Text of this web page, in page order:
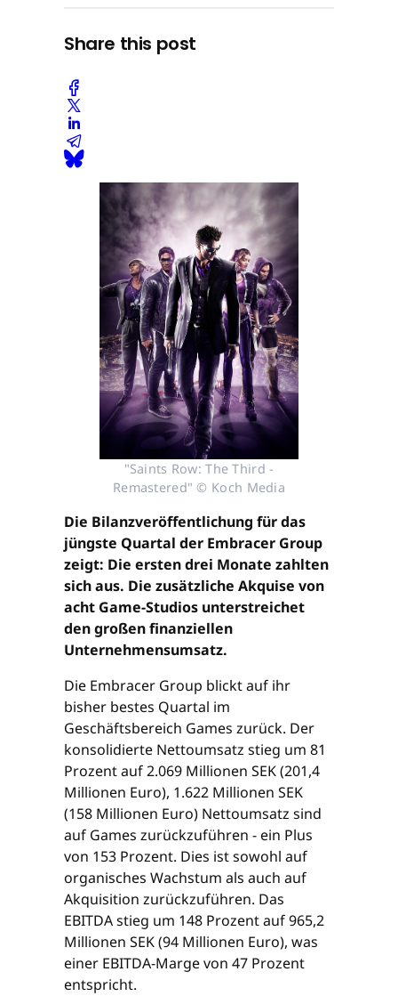
Share this post
"Saints Row: The Third -
Remastered" © Koch Media
Die Bilanzveröffentlichung für das
jüngste Quartal der Embracer Group
zeigt: Die ersten drei Monate zahlten
sich aus. Die zusätzliche Akquise von
acht Game-Studios unterstreichet
den großen finanziellen
Unternehmensumsatz.
Die Embracer Group blickt auf ihr
bisher bestes Quartal im
Geschäftsbereich Games zurück. Der
konsolidierte Nettoumsatz stieg um 81
Prozent auf 2.069 Millionen SEK (201,4
Millionen Euro), 1.622 Millionen SEK
(158 Millionen Euro) Nettoumsatz sind
auf Games zurückzuführen - ein Plus
von 153 Prozent. Dies ist sowohl auf
organisches Wachstum als auch auf
Akquisition zurückzuführen. Das
EBITDA stieg um 148 Prozent auf 965,2
Millionen SEK (94 Millionen Euro), was
einer EBITDA-Marge von 47 Prozent
entspricht.